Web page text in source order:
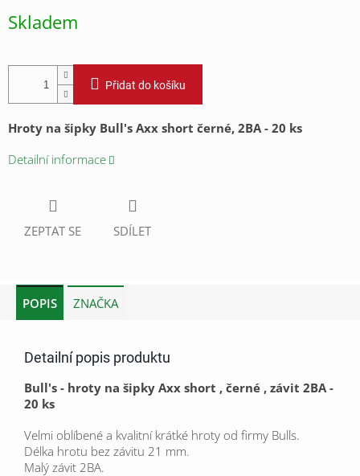
Skladem
Přidat do košíku
Hroty na šipky Bull's Axx short černé, 2BA - 20 ks
Detailní informace
ZEPTAT SE SDÍLET
POPIS ZNAČKA
Detailní popis produktu
Bull's - hroty na šipky Axx short , černé , závit 2BA -
20 ks
Velmi oblíbené a kvalitní krátké hroty od firmy Bulls.
Délka hrotu bez závitu 21 mm.
Malý závit 2BA.